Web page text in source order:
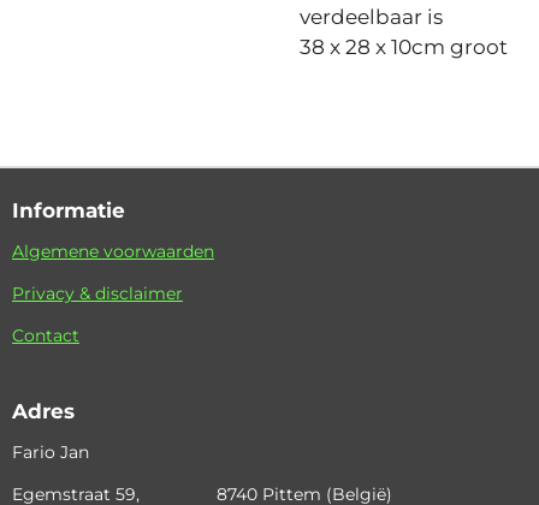
verdeelbaar is
38 x 28 x 10cm groot
Informatie
Algemene voorwaarden
Privacy & disclaimer
Contact
Adres
Fario Jan
Egemstraat 59, 8740 Pittem (België)